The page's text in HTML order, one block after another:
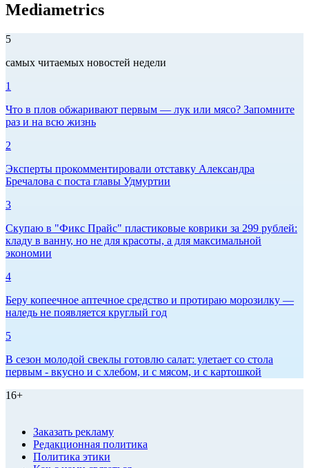
Mediametrics
5
самых читаемых новостей недели
1
Что в плов обжаривают первым — лук или мясо? Запомните
раз и на всю жизнь
2
Эксперты прокомментировали отставку Александра
Бречалова с поста главы Удмуртии
3
Скупаю в "Фикс Прайс" пластиковые коврики за 299 рублей:
кладу в ванну, но не для красоты, а для максимальной
экономии
4
Беру копеечное аптечное средство и протираю морозилку —
наледь не появляется круглый год
5
В сезон молодой свеклы готовлю салат: улетает со стола
первым - вкусно и с хлебом, и с мясом, и с картошкой
16+
Заказать рекламу
Редакционная политика
Политика этики